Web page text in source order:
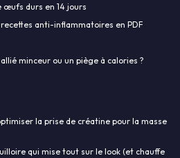
œufs durs en 14 jours
anti-inflammatoires en PDF
minceur ou un piège à calories ?
la prise de créatine pour la masse
qui mise tout sur le look (et chauffe